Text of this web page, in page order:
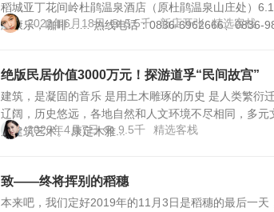
稻城亚丁花间岭杜鹃温泉酒店（原杜鹃温泉山庄处）
牌康乐，咖啡…… ​热线电话：0836-6962666、​0836-
2022年6月18日 5.5千 新店开张 精选客栈
绝版民居价值3000万元！探游道孚“民间故宫”
建筑，是凝固的音乐 是用土木雕琢的历史 是人类繁衍
辽阔，历史悠远，各地自然和人文环境不尽相同，多
居建筑艺术。 康定木雅...
2020年4月7日 9.5千 精选客栈
致——终将挥别的稻穗
本来吧，我们定好2019年的11月3日是稻穗的最后一